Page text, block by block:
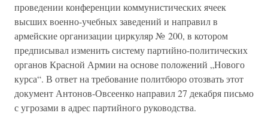
проведении конференции коммунистических ячеек
высших военно-учебных заведений и направил в
армейские организации циркуляр № 200, в котором
предписывал изменить систему партийно-политических
органов Красной Армии на основе положений „Нового
курса“. В ответ на требование политбюро отозвать этот
документ Антонов-Овсеенко направил 27 декабря письмо
с угрозами в адрес партийного руководства.